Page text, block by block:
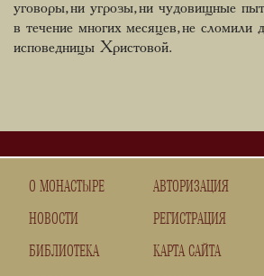
уговоры, ни угрозы, ни чудовищные
в течение многих месяцев, не сломили
исповедницы Христовой.
О МОНАСТЫРЕ
НОВОСТИ
БИБЛИОТЕКА
АВТОРИЗАЦИЯ
РЕГИСТРАЦИЯ
КАРТА САЙТА